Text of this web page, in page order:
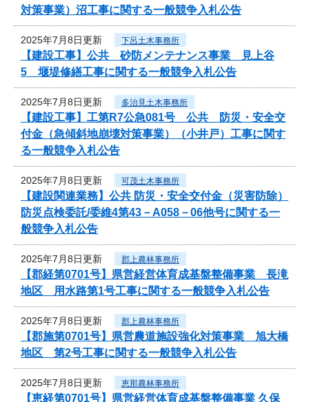
対策事業）沼工事に関する一般競争入札公告
2025年7月8日更新 下呂土木事務所
【建設工事】公共 砂防メンテナンス事業 見上谷
5 堰堤修繕工事に関する一般競争入札公告
2025年7月8日更新 多治見土木事務所
【建設工事】工第R7公急081号 公共 防災・安全交
付金（急傾斜地崩壊対策事業）（小井戸）工事に関す
る一般競争入札公告
2025年7月8日更新 可茂土木事務所
【建設関連業務】公共 防災・安全交付金（災害防除）
防災点検委託/委維4第43－A058－06他号に関する一
般競争入札公告
2025年7月8日更新 郡上農林事務所
【郡経第0701号】県営経営体育成基盤整備事業 長滝
地区 用水路第1号工事に関する一般競争入札公告
2025年7月8日更新 郡上農林事務所
【郡施第0701号】県営農道施設強化対策事業 旭大橋
地区 第2号工事に関する一般競争入札公告
2025年7月8日更新 恵那農林事務所
【恵経第0701号】県営経営体育成基盤整備事業 久保